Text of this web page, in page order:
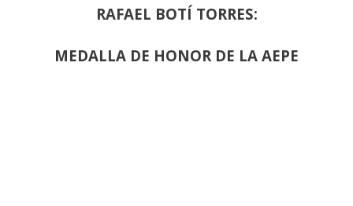
RAFAEL BOTÍ TORRES:
MEDALLA DE HONOR DE LA AEPE